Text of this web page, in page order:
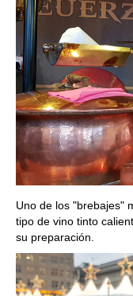
Uno de los "brebajes"
tipo de vino tinto
su preparación.